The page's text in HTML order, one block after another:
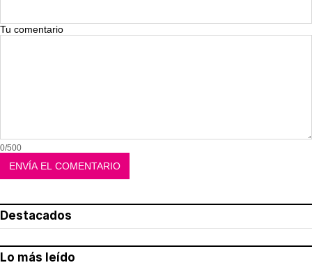
Tu comentario
0/500
Destacados
Lo más leído